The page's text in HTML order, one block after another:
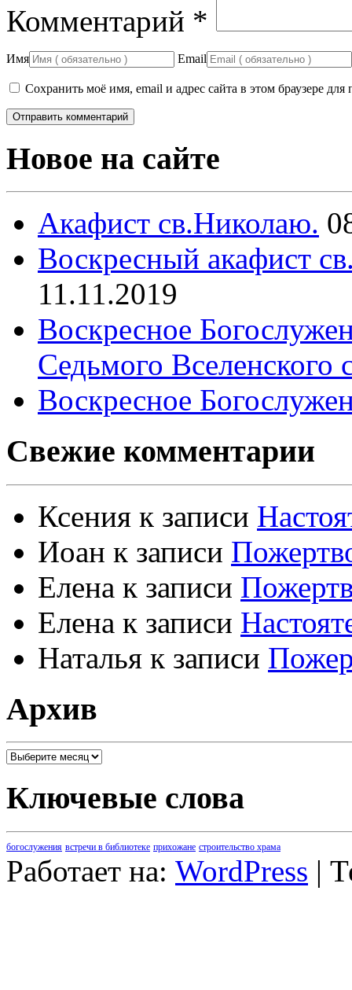
Комментарий *
Имя Email
Сохранить моё имя, email и адрес сайта в этом браузере
Новое на сайте
Акафист св.Николаю.
Воскресный акафист
11.11.2019
Воскресное
Седьмого Вселенского
Воскресное
Свежие комментарии
Ксения к записи
Иоан к записи
Елена к записи
Елена к записи
Наталья к записи
Архив
Архив
Ключевые слова
богослужения встречи в библиотеке прихожане строительство храма
Работает на: WordPress |